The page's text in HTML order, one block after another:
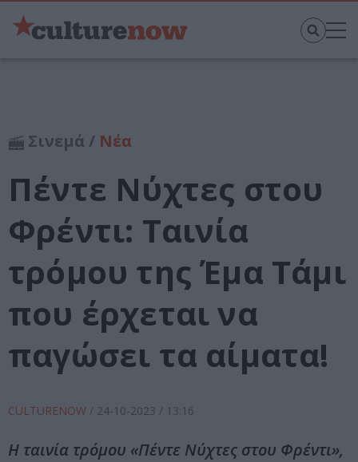
Σινεμά / Νέα
Πέντε Νύχτες στου
Φρέντι: Ταινία
τρόμου της Έμα Τάμι
που έρχεται να
παγώσει τα αίματα!
CULTURENOW / 24-10-2023 / 13:16
Η ταινία τρόμου «Πέντε Νύχτες στου Φρέντι»,